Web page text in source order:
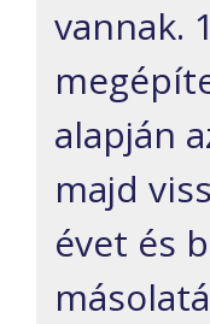
vannak.
alapján
majd
évet és